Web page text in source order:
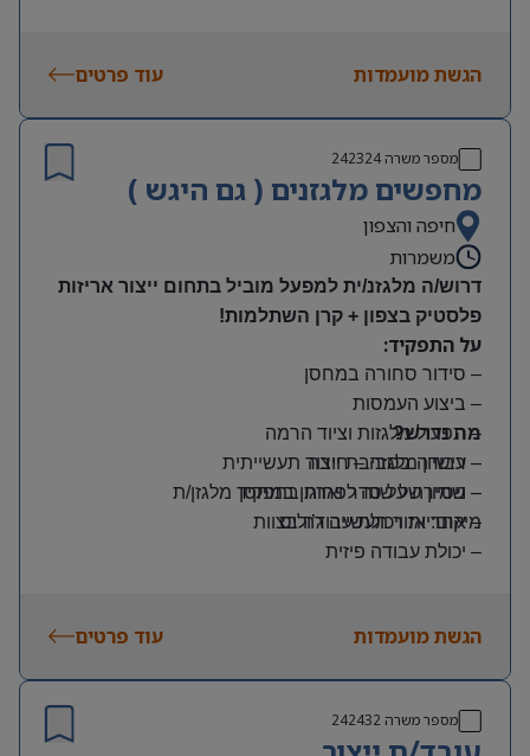
הגשת מועמדות עוד פרטים
מספר משרה242324
מחפשים מלגזנים ( גם היגש )
חיפה והצפון
משמרות
דרוש/ה מלגזנ/ית למפעל מוביל בתחום ייצור אריזות
פלסטיק בצפון + קרן השתלמות!
על התפקיד:
– סידור סחורה במחסן
– ביצוע העמסות
– תפעול מלגזות וציוד הרמה
– עבודה בסביבת ייצור תעשייתית
– שמירה על סדר וארגון במחסן
מה נדרש?
– רישיון מלגזה – חובה
– ניסיון של שנה לפחות בתפקיד מלגזן/ת
– אחריות ויכולת עבודה בצוות
– יכולת עבודה פיזית
משמרות:
שעות נוספות לפי צורך
תנאים:
מיקום: אזור תעשייה ג’וליס
הגשת מועמדות עוד פרטים
מספר משרה 242432